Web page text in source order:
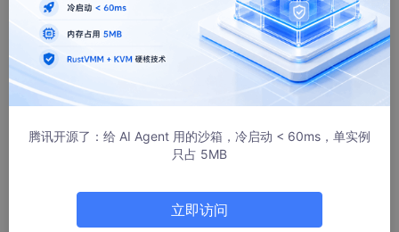
腾讯开源了：给 AI Agent 用的沙箱，冷启动 < 60ms，单实例
只占 5MB
立即访问